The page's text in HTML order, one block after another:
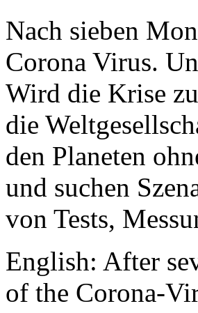
Nach sieben
Corona Virus.
Wird die Krise
die
den Planeten
und suchen
von Tests,
English: After
of the Corona-